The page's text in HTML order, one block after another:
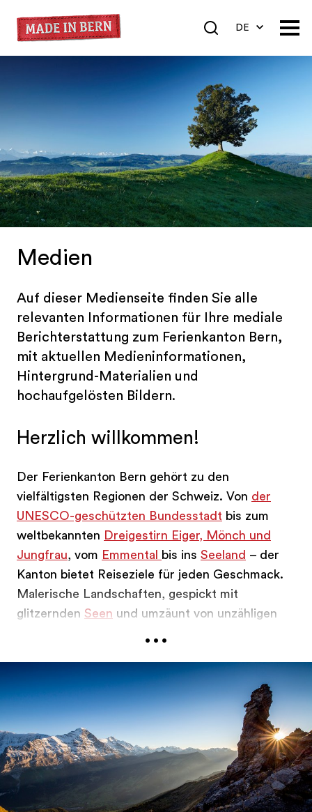
DE
Medien
Auf dieser Medienseite finden Sie alle
relevanten Informationen für Ihre mediale
Berichterstattung zum Ferienkanton Bern,
mit aktuellen Medieninformationen,
Hintergrund-Materialien und
hochaufgelösten Bildern.
Herzlich willkommen!
Der Ferienkanton Bern gehört zu den
vielfältigsten Regionen der Schweiz. Von der
UNESCO-geschützten Bundesstadt bis zum
weltbekannten Dreigestirn Eiger, Mönch und
Jungfrau, vom Emmental bis ins Seeland – der
Kanton bietet Reiseziele für jeden Geschmack.
Malerische Landschaften, gespickt mit
glitzernden Seen und umzäunt von unzähligen
und spürbares Brauchtum.
Sie haben Fragen, brauchen professionelles
Bildmaterial oder Sie sind auf der Suche nach
Kontakten, die Ihre Fragen zu den gewünschten
Destinationen beantworten können? Wir
unterstützen Sie gerne bei Ihrer Recherche und
vermitteln Ihnen den richtigen Ansprechpartner,
...